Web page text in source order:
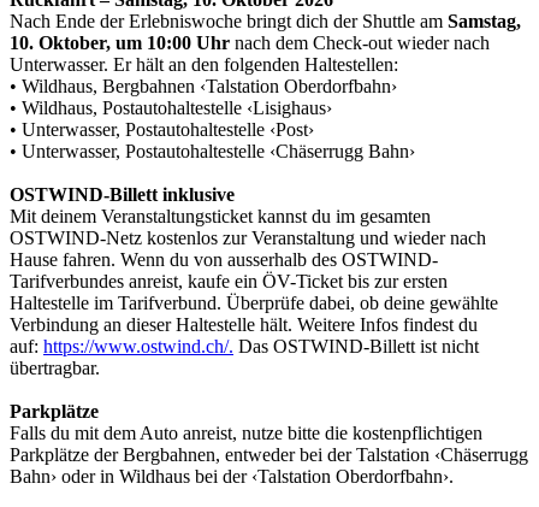
Nach Ende der Erlebniswoche bringt dich der Shuttle am Samstag,
10. Oktober, um 10:00 Uhr nach dem Check-out wieder nach
Unterwasser. Er hält an den folgenden Haltestellen:
• Wildhaus, Bergbahnen ‹Talstation Oberdorfbahn›
• Wildhaus, Postautohaltestelle ‹Lisighaus›
• Unterwasser, Postautohaltestelle ‹Post›
• Unterwasser, Postautohaltestelle ‹Chäserrugg Bahn›
OSTWIND-Billett inklusive
Mit deinem Veranstaltungsticket kannst du im gesamten
OSTWIND-Netz kostenlos zur Veranstaltung und wieder nach
Hause fahren. Wenn du von ausserhalb des OSTWIND-
Tarifverbundes anreist, kaufe ein ÖV-Ticket bis zur ersten
Haltestelle im Tarifverbund. Überprüfe dabei, ob deine gewählte
Verbindung an dieser Haltestelle hält. Weitere Infos findest du
auf: https://www.ostwind.ch/. Das OSTWIND-Billett ist nicht
übertragbar.
Parkplätze
Falls du mit dem Auto anreist, nutze bitte die kostenpflichtigen
Parkplätze der Bergbahnen, entweder bei der Talstation ‹Chäserrugg
Bahn› oder in Wildhaus bei der ‹Talstation Oberdorfbahn›.